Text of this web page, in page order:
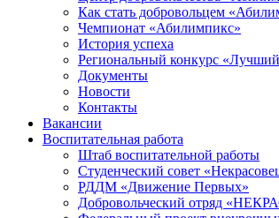
Как стать добровольцем
Чемпионат «Абилимпикс»
История успеха
Региональный конкурс
Документы
Новости
Контакты
Вакансии
Воспитательная работа
Штаб воспитательной работы
Студенческий совет
РДДМ «Движение Первых»
Добровольческий отряд